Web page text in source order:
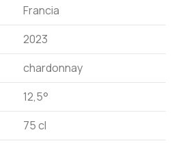
Francia
2023
chardonnay
12,5°
75 cl